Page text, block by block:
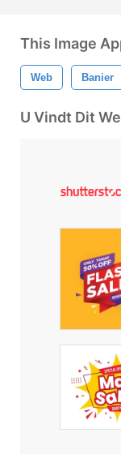
This Image
Web Banier
U Vindt Dit